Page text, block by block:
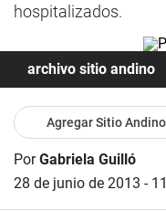
hospitalizados.
archivo sitio andino
Agregar Sitio
PorGabriela Guilló
28 de junio de 2013 -